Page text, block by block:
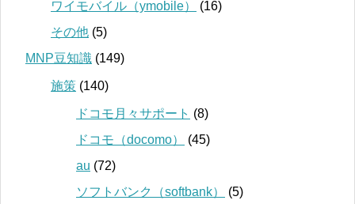
ワイモバイル（ymobile）
(16)
その他 (5)
MNP豆知識 (149)
施策 (140)
ドコモ月々サポート (8)
ドコモ（docomo）
(45)
au (72)
ソフトバンク（softbank）
(5)